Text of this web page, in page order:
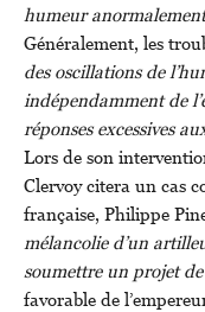
humeur
Généralement, les
des oscillations de
indépendamment de
réponses excessives
Lors de son
Clervoy citera un cas
française, Philippe
mélancolie d’un
soumettre un projet
favorable de